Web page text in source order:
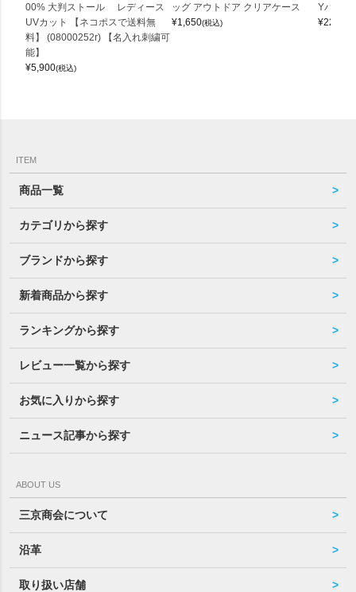
00% 大判ストール レディース
UVカット 【ネコポスで送料無
料】 (08000252r) 【名入れ刺繍可
能】
¥5,900(税込)
ッグ アウトドア クリアケース
¥1,650(税込)
Yバッグ
¥22,000
ITEM
商品一覧
カテゴリから探す
ブランドから探す
新着商品から探す
ランキングから探す
レビュー一覧から探す
お気に入りから探す
ニュース記事から探す
ABOUT US
三京商会について
沿革
取り扱い店舗